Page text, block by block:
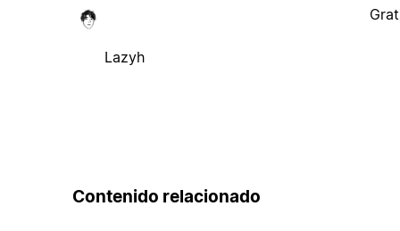
Lazyh
Contenido relacionado